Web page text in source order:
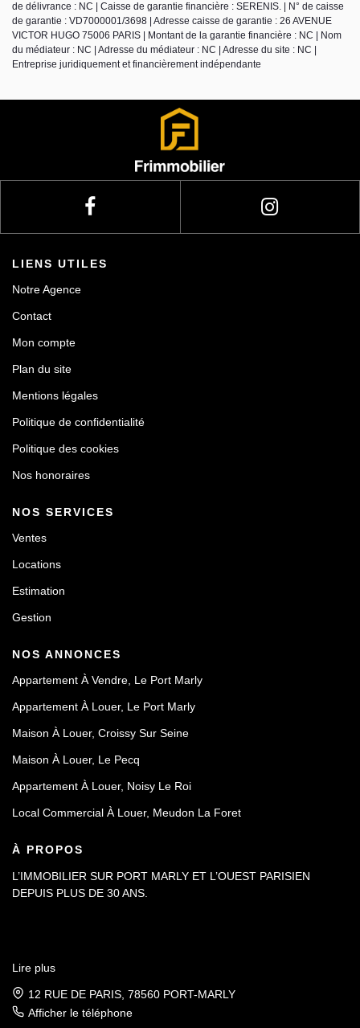
de délivrance : NC | Caisse de garantie financière : SERENIS. | N° de caisse
de garantie : VD7000001/3698 | Adresse caisse de garantie : 26 AVENUE
VICTOR HUGO 75006 PARIS | Montant de la garantie financière : NC | Nom
du médiateur : NC | Adresse du médiateur : NC | Adresse du site : NC |
Entreprise juridiquement et financièrement indépendante
LIENS UTILES
Notre Agence
Contact
Mon compte
Plan du site
Mentions légales
Politique de confidentialité
Politique des cookies
Nos honoraires
NOS SERVICES
Ventes
Locations
Estimation
Gestion
NOS ANNONCES
Appartement À Vendre, Le Port Marly
Appartement À Louer, Le Port Marly
Maison À Louer, Croissy Sur Seine
Maison À Louer, Le Pecq
Appartement À Louer, Noisy Le Roi
Local Commercial À Louer, Meudon La Foret
À PROPOS
L’IMMOBILIER SUR PORT MARLY ET L’OUEST PARISIEN
DEPUIS PLUS DE 30 ANS.
Lire plus
12 RUE DE PARIS, 78560 PORT-MARLY
Afficher le téléphone